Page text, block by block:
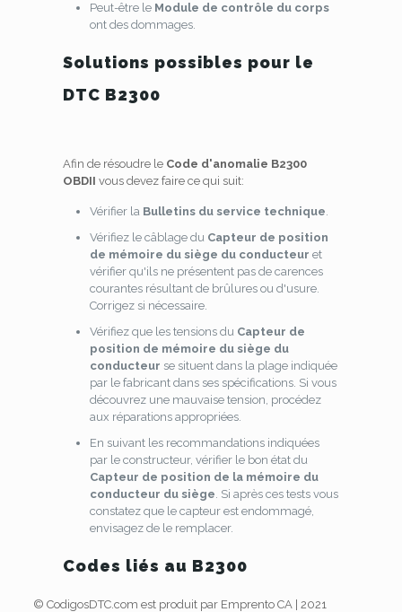
Peut-être le Module de contrôle du corps
ont des dommages.
Solutions possibles pour le
DTC B2300
Afin de résoudre le Code d'anomalie B2300
OBDII vous devez faire ce qui suit:
Vérifier la Bulletins du service technique.
Vérifiez le câblage du Capteur de position
de mémoire du siège du conducteur et
vérifier qu'ils ne présentent pas de carences
courantes résultant de brûlures ou d'usure.
Corrigez si nécessaire.
Vérifiez que les tensions du Capteur de
position de mémoire du siège du
conducteur se situent dans la plage indiquée
par le fabricant dans ses spécifications. Si vous
découvrez une mauvaise tension, procédez
aux réparations appropriées.
En suivant les recommandations indiquées
par le constructeur, vérifier le bon état du
Capteur de position de la mémoire du
conducteur du siège. Si après ces tests vous
constatez que le capteur est endommagé,
envisagez de le remplacer.
Codes liés au B2300
© CodigosDTC.com est produit par Emprento CA | 2021